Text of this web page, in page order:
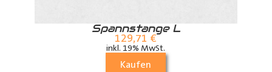
Spannstange L
129,71 €
inkl. 19% MwSt.
Kaufen